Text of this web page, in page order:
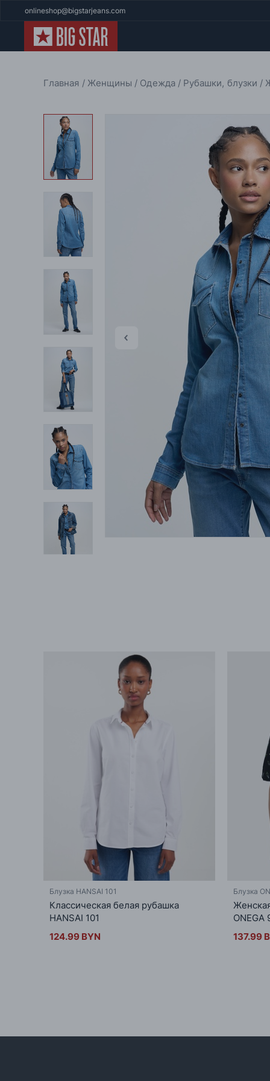
onlineshop@bigstarjeans.com
Главная Женщины Одежда Рубашки, блузки
Блузка HANSAI 101
Классическая белая рубашка
HANSAI 101
124.99 BYN
Блузка
ONEGA
137.99